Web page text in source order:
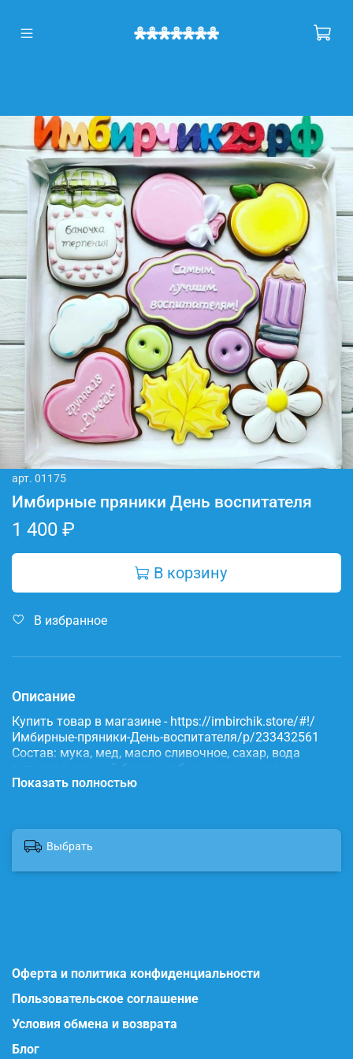
арт. 01175
Имбирные пряники День воспитателя
1 400 ₽
В корзину
В избранное
Описание
Купить товар в магазине - https://imbirchik.store/#!/
Имбирные-пряники-День-воспитателя/p/233432561
Состав: мука, мед, масло сливочное, сахар, вода
питьевая, яичный белок, имбирь, корица, сода,
пищевые красители.
Показать полностью
Выбрать
Оферта и политика конфиденциальности
Пользовательское соглашение
Условия обмена и возврата
Блог